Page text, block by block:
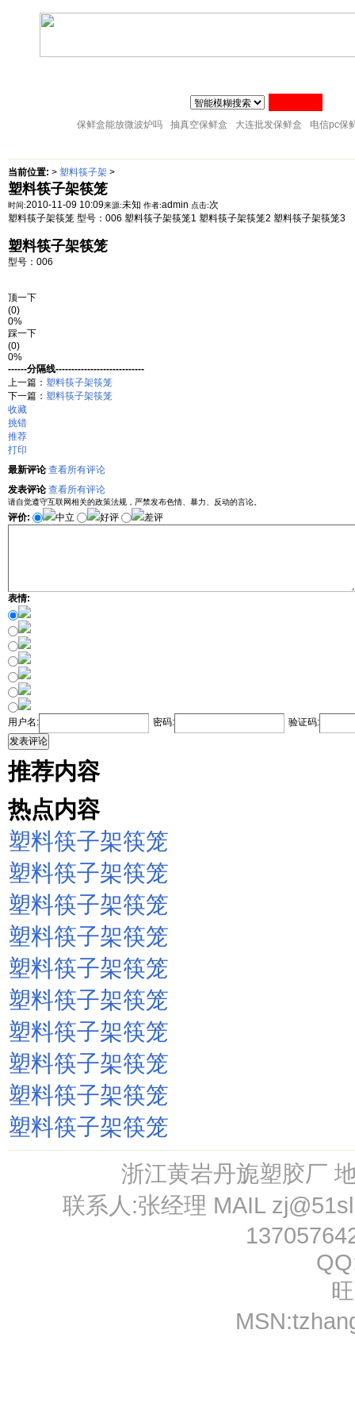
塑料整理箱 塑料储物架
保鲜盒能放微波炉吗 抽真空保鲜盒 大连批发保鲜盒 电信pc保
当前位置: > 塑料筷子架 >
塑料筷子架筷笼
时间:2010-11-09 10:09来源:未知 作者:admin 点击:次
塑料筷子架筷笼 型号：006 塑料筷子架筷笼1 塑料筷子架筷笼2 塑料筷子架筷笼3
塑料筷子架筷笼
型号：006
顶一下
(0)
0%
踩一下
(0)
0%
------分隔线----------------------------
上一篇： 塑料筷子架筷笼
下一篇： 塑料筷子架筷笼
收藏
挑错
推荐
打印
最新评论 查看所有评论
发表评论 查看所有评论
请自觉遵守互联网相关的政策法规，严禁发布色情、暴力、反动的言论。
评价: 中立 好评 差评
表情:
用户名: 密码:
验证码:
发表评论
推荐内容
热点内容
塑料筷子架筷笼
塑料筷子架筷笼
塑料筷子架筷笼
塑料筷子架筷笼
塑料筷子架筷笼
塑料筷子架筷笼
塑料筷子架筷笼
塑料筷子架筷笼
塑料筷子架筷笼
塑料筷子架筷笼
浙江黄岩丹旎塑胶厂
联系人:张经理 MAIL
MSN: